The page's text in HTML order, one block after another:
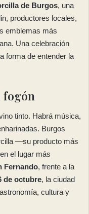
de Burgos, una
productores locales,
emblemas más
Una celebración
forma de entender la
fogón
tinto. Habrá música,
Burgos
—su producto más
el lugar más
Fernando, frente a la
de octubre, la ciudad
cultura y